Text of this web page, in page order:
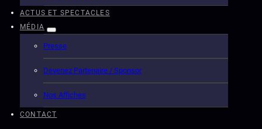
ACTUS ET SPECTACLES
MÉDIA
Presse
Devenez Partenaire / Sponsor
Nos Affiches
CONTACT